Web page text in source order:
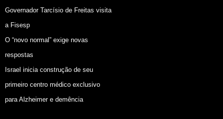
Governador Tarcísio de Freitas visita
a Fisesp
O “novo normal” exige novas
respostas
Israel inicia construção de seu
primeiro centro médico exclusivo
para Alzheimer e demência